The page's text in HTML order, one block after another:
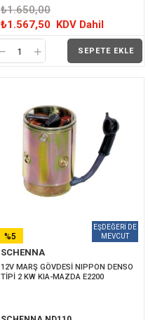
₺1.650,00
₺1.567,50 KDV Dahil
SEPETE EKLE
SCHENNA
12V MARŞ GÖVDESİ NIPPON DENSO
TİPİ 2 KW KIA-MAZDA E2200
%5
İNDIRIM